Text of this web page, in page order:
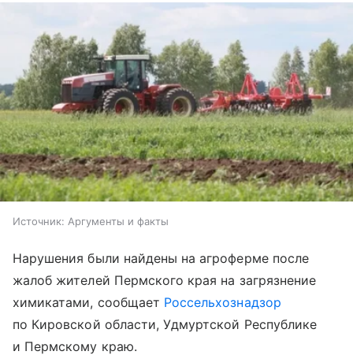
Источник: Аргументы и факты
Нарушения были найдены на агроферме после
жалоб жителей Пермского края на загрязнение
химикатами, сообщает Россельхознадзор
по Кировской области, Удмуртской Республике
и Пермскому краю.